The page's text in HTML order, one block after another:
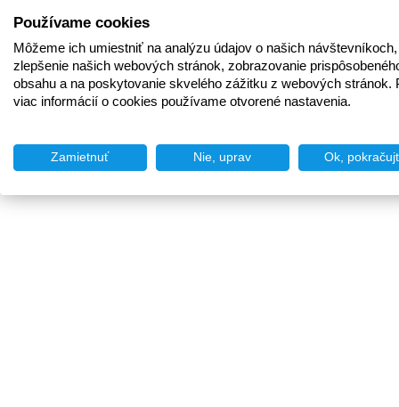
Používame cookies
Môžeme ich umiestniť na analýzu údajov o našich
zlepšenie našich webových stránok, zobrazovanie
obsahu a na poskytovanie skvelého zážitku z webových stránok.
viac informácií o cookies používame otvorené nastavenia.
Zamietnuť Nie, uprav Ok,